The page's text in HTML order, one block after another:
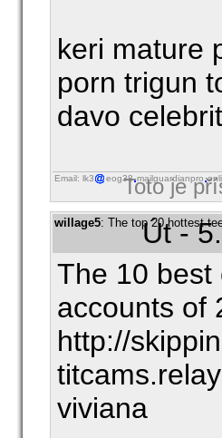
keri mature
porn trigun
davo
Email: lk3 eog38 mailguardianpro
Toto je
willage5: The top 20 hottest
Út -
The 10 best
accounts of
http://
viviana